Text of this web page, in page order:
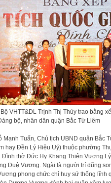
VHTT&DL Trịnh Thị Thủy trao bằng
bộ, nhân dân quận Bắc Từ Liêm
Tuấn, Chủ tịch UBND quận Bắc
hay Đền Lý Hiệu Uý) thuộc phường
Đình thờ Đức Hy Khang Thiên Vương
Duệ Vương. Ngài là người trí dũng
phong chức chỉ huy sứ thống lĩnh